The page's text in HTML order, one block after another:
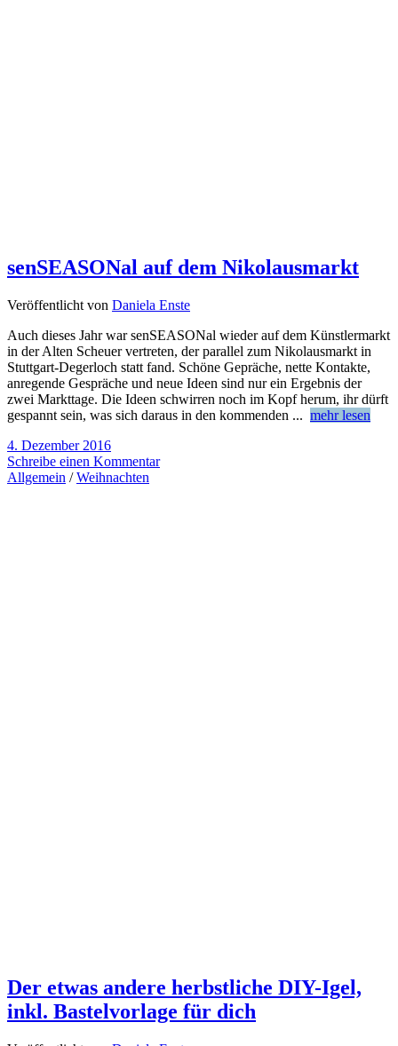
senSEASONal auf dem Nikolausmarkt
Veröffentlicht von Daniela Enste
Auch dieses Jahr war senSEASONal wieder auf dem Künstlermarkt
in der Alten Scheuer vertreten, der parallel zum Nikolausmarkt in
Stuttgart-Degerloch statt fand. Schöne Gepräche, nette Kontakte,
anregende Gespräche und neue Ideen sind nur ein Ergebnis der
zwei Markttage. Die Ideen schwirren noch im Kopf herum, ihr dürft
gespannt sein, was sich daraus in den kommenden ... mehr lesen
4. Dezember 2016
Schreibe einen Kommentar
Allgemein /Weihnachten
Der etwas andere herbstliche DIY-Igel,
inkl. Bastelvorlage für dich